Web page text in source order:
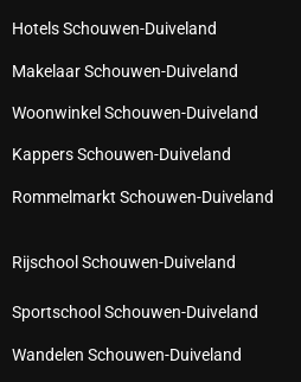
Hotels Schouwen-Duiveland
Makelaar Schouwen-Duiveland
Woonwinkel Schouwen-Duiveland
Kappers Schouwen-Duiveland
Rommelmarkt Schouwen-Duiveland
Rijschool Schouwen-Duiveland
Sportschool Schouwen-Duiveland
Wandelen Schouwen-Duiveland